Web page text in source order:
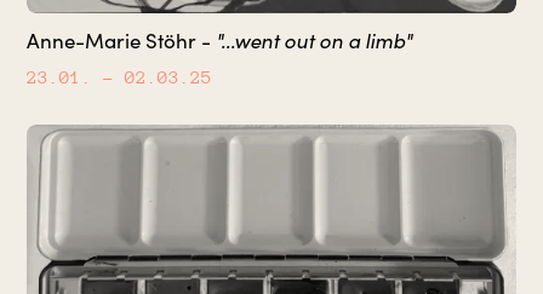
Anne-Marie Stöhr - "...went out on a limb"
23.01. – 02.03.25